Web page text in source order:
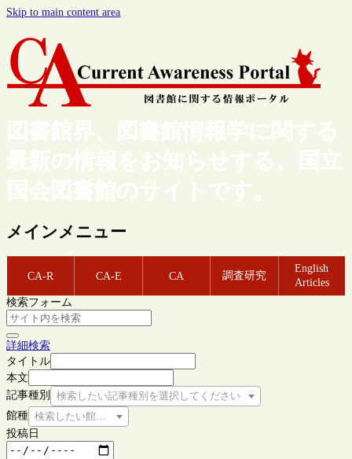
Skip to main content area
図書館界、図書館情報学に関する
最新の情報をお知らせする、国立
国会図書館のサイトです。
メインメニュー
CA-R CA-E CA 調査研究
English
Articles
検索フォーム
詳細検索
タイトル
本文
記事種別
検索したい記事種別を選択してください
館種 検索したい館種を選択してください
投稿日